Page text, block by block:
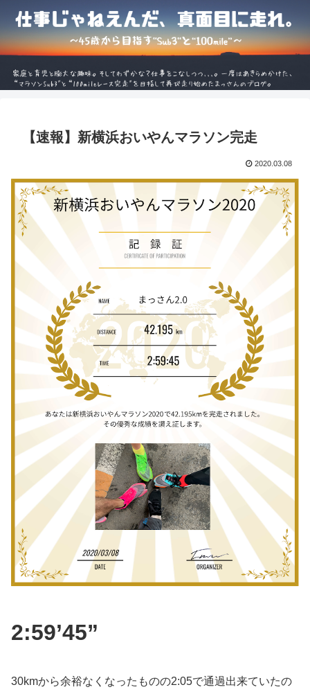
【速報】新横浜おいやんマラソン完走
2020.03.08
2:59’45”
30kmから余裕なくなったものの2:05で通過出来ていたの